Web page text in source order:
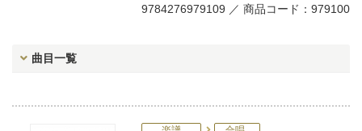
9784276979109 ／ 商品コード：979100
曲目一覧